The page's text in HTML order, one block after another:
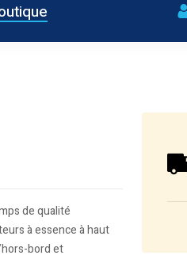
de qualité
à essence à haut
bord et